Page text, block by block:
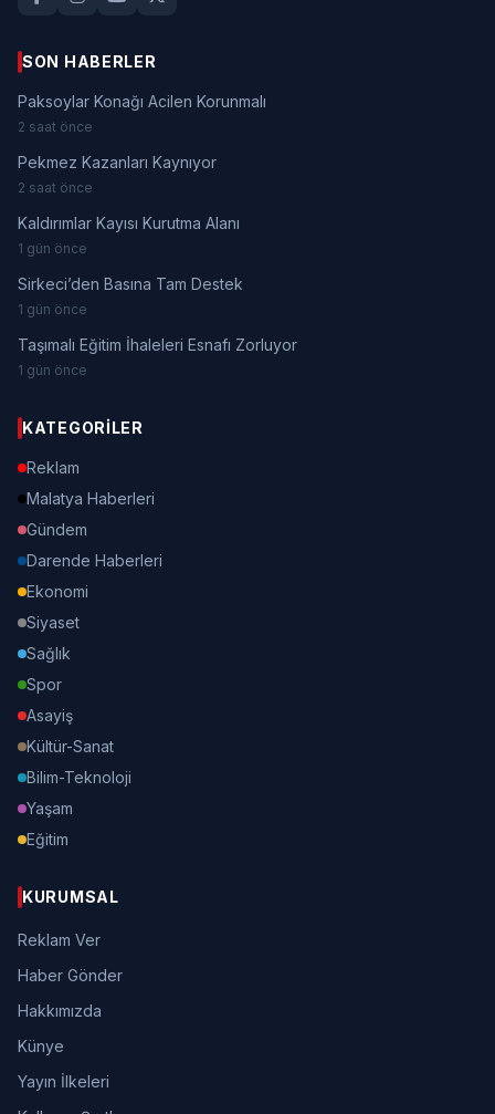
SON HABERLER
Paksoylar Konağı Acilen Korunmalı
2 saat önce
Pekmez Kazanları Kaynıyor
2 saat önce
Kaldırımlar Kayısı Kurutma Alanı
1 gün önce
Sirkeci’den Basına Tam Destek
1 gün önce
Taşımalı Eğitim İhaleleri Esnafı Zorluyor
1 gün önce
KATEGORILER
Reklam
Malatya Haberleri
Gündem
Darende Haberleri
Ekonomi
Siyaset
Sağlık
Spor
Asayiş
Kültür-Sanat
Bilim-Teknoloji
Yaşam
Eğitim
KURUMSAL
Reklam Ver
Haber Gönder
Hakkımızda
Künye
Yayın İlkeleri